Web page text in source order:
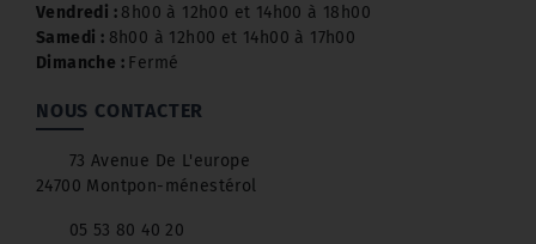
Vendredi : 8h00 à 12h00 et 14h00 à 18h00
Samedi : 8h00 à 12h00 et 14h00 à 17h00
Dimanche : Fermé
NOUS CONTACTER
73 Avenue De L'europe
24700 Montpon-ménestérol
05 53 80 40 20